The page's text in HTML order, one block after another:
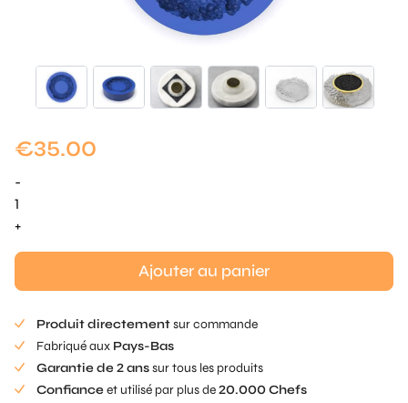
€35.00
-
quantité
de
Mold
+
Ajouter au panier
Produit directementsur commande
Fabriqué aux Pays-Bas
Garantie de 2 anssur tous les produits
Confianceet utilisé par plus de20.000 Chefs